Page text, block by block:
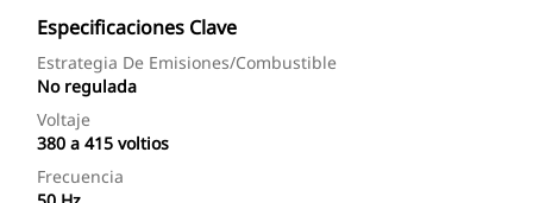
Especificaciones Clave
Estrategia De Emisiones/combustible
No regulada
Voltaje
380 a 415 voltios
Frecuencia